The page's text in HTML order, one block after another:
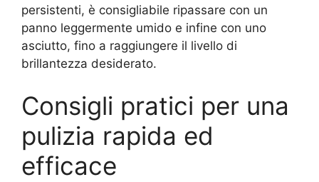
persistenti, è consigliabile ripassare con un
panno leggermente umido e infine con uno
asciutto, fino a raggiungere il livello di
brillantezza desiderato.
Consigli pratici per una
pulizia rapida ed
efficace